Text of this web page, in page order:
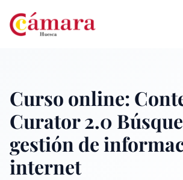
Curso online:
Curator 2.0
gestión de
internet